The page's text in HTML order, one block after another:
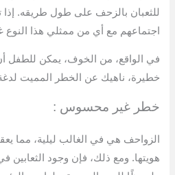
للثعبان بالزحف على طول طريقه. إذا
اجتماعهم مع أي من ممثلي هذا النوع
في الواقع، من الخوف، يمكن للطفل
خطيرة، ناهيك عن الخطر المميت
خطر غير محسوس :
الزواحف هي في الغالب ليلية، مما
هويتها. ومع ذلك، فإن وجود الثعابين